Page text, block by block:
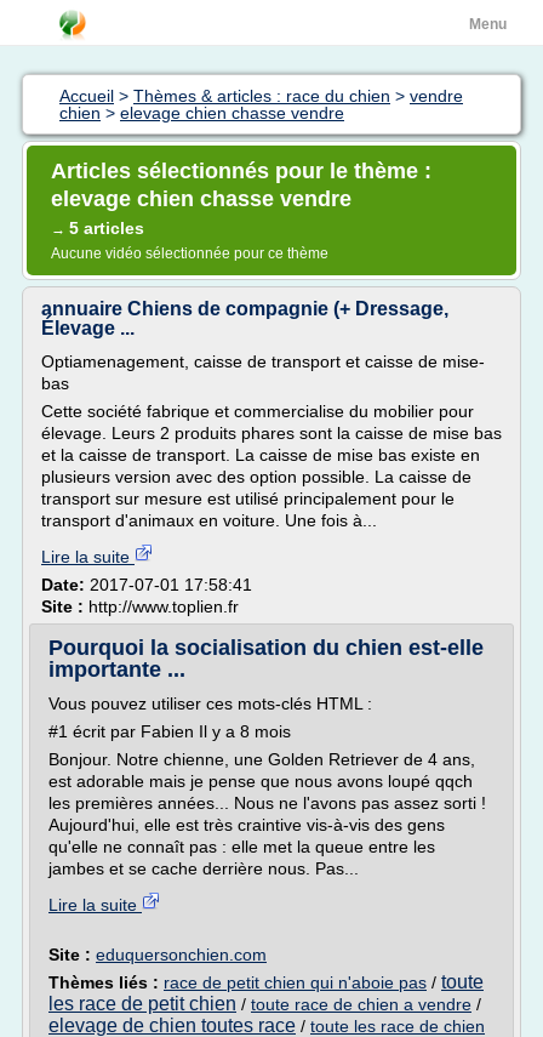
Menu
Accueil > Thèmes & articles : race du chien > vendre
chien > elevage chien chasse vendre
Articles sélectionnés pour le thème :
elevage chien chasse vendre
→ 5 articles
Aucune vidéo sélectionnée pour ce thème
annuaire Chiens de compagnie (+ Dressage,
Élevage ...
Optiamenagement, caisse de transport et caisse de mise-
bas
Cette société fabrique et commercialise du mobilier pour
élevage. Leurs 2 produits phares sont la caisse de mise bas
et la caisse de transport. La caisse de mise bas existe en
plusieurs version avec des option possible. La caisse de
transport sur mesure est utilisé principalement pour le
transport d'animaux en voiture. Une fois à...
Lire la suite
Date: 2017-07-01 17:58:41
Site : http://www.toplien.fr
Pourquoi la socialisation du chien est-elle
importante ...
Vous pouvez utiliser ces mots-clés HTML :
#1 écrit par Fabien Il y a 8 mois
Bonjour. Notre chienne, une Golden Retriever de 4 ans,
est adorable mais je pense que nous avons loupé qqch
les premières années... Nous ne l'avons pas assez sorti !
Aujourd'hui, elle est très craintive vis-à-vis des gens
qu'elle ne connaît pas : elle met la queue entre les
jambes et se cache derrière nous. Pas...
Lire la suite
Site : eduquersonchien.com
Thèmes liés : race de petit chien qui n'aboie pas / toute
les race de petit chien / toute race de chien a vendre /
elevage de chien toutes race / toute les race de chien